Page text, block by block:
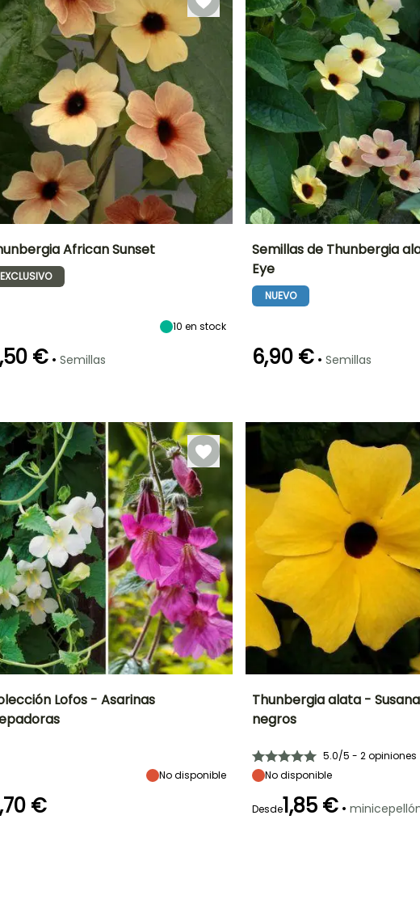
Altura en la
madurez
Septiembre
a Mayo
African Sunset
EXCLUSIVO
10 en stock
€ • Semillas
Julio a Octubre
Semillas de Thunbergia
Eye
NUEVO
6,90 € • Semillas
Septiembre
Lofos - Asarinas
No disponible
€
2 m 40 cm
Thunbergia alata -
negros
5.0/5 - 2 opiniones
No disponible
Desde1,85 € •